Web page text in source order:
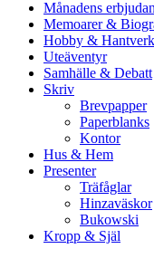
Månadens
Memoarer &
Hobby & Hantverk
Uteäventyr
Samhälle & Debatt
Skriv
Brevpapper
Paperblanks
Kontor
Hus & Hem
Presenter
Träfåglar
Hinzaväskor
Bukowski
Kropp & Själ